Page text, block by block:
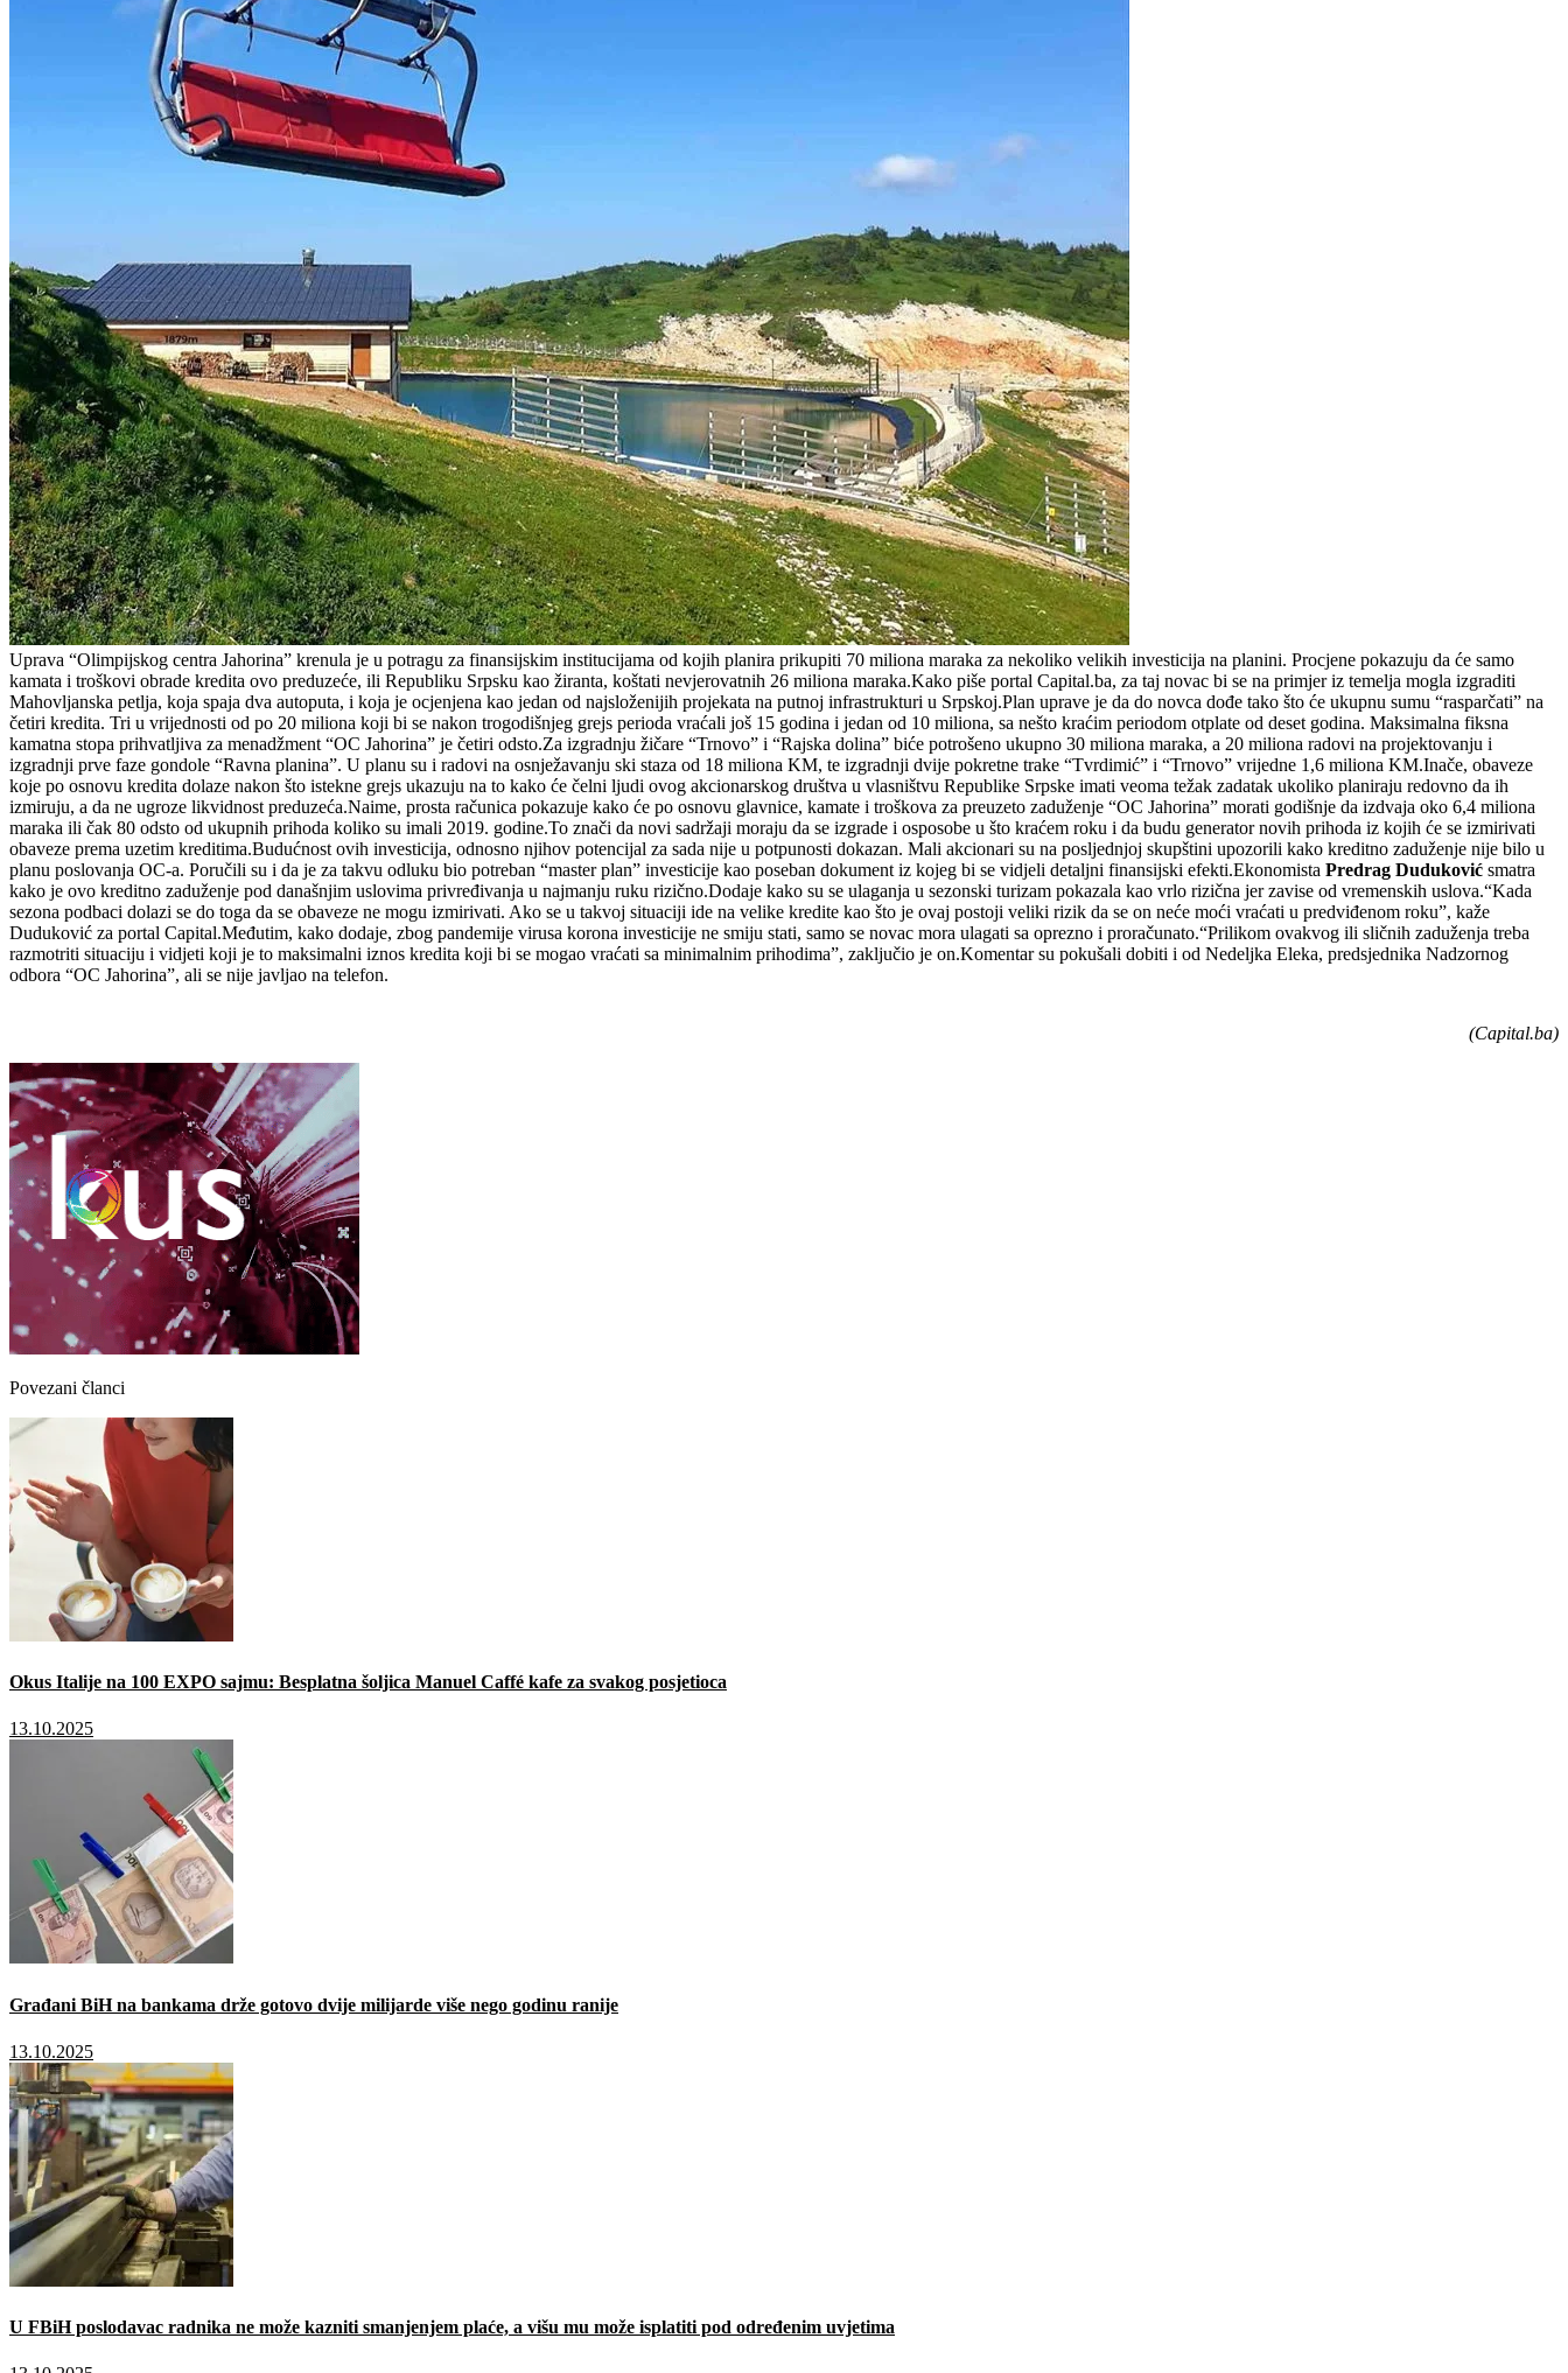
Uprava “Olimpijskog centra Jahorina” krenula je u potragu za finansijskim institucijama od kojih planira prikupiti 70 miliona maraka za nekoliko velikih investicija na planini. Procjene pokazuju da će samo
kamata i troškovi obrade kredita ovo preduzeće, ili Republiku Srpsku kao žiranta, koštati nevjerovatnih 26 miliona maraka.Kako piše portal Capital.ba, za taj novac bi se na primjer iz temelja mogla izgraditi
Mahovljanska petlja, koja spaja dva autoputa, i koja je ocjenjena kao jedan od najsloženijih projekata na putnoj infrastrukturi u Srpskoj.Plan uprave je da do novca dođe tako što će ukupnu sumu “rasparčati” na
četiri kredita. Tri u vrijednosti od po 20 miliona koji bi se nakon trogodišnjeg grejs perioda vraćali još 15 godina i jedan od 10 miliona, sa nešto kraćim periodom otplate od deset godina. Maksimalna fiksna
kamatna stopa prihvatljiva za menadžment “OC Jahorina” je četiri odsto.Za izgradnju žičare “Trnovo” i “Rajska dolina” biće potrošeno ukupno 30 miliona maraka, a 20 miliona radovi na projektovanju i
izgradnji prve faze gondole “Ravna planina”. U planu su i radovi na osnježavanju ski staza od 18 miliona KM, te izgradnji dvije pokretne trake “Tvrdimić” i “Trnovo” vrijedne 1,6 miliona KM.Inače, obaveze
koje po osnovu kredita dolaze nakon što istekne grejs ukazuju na to kako će čelni ljudi ovog akcionarskog društva u vlasništvu Republike Srpske imati veoma težak zadatak ukoliko planiraju redovno da ih
izmiruju, a da ne ugroze likvidnost preduzeća.Naime, prosta računica pokazuje kako će po osnovu glavnice, kamate i troškova za preuzeto zaduženje “OC Jahorina” morati godišnje da izdvaja oko 6,4 miliona
maraka ili čak 80 odsto od ukupnih prihoda koliko su imali 2019. godine.To znači da novi sadržaji moraju da se izgrade i osposobe u što kraćem roku i da budu generator novih prihoda iz kojih će se izmirivati
obaveze prema uzetim kreditima.Budućnost ovih investicija, odnosno njihov potencijal za sada nije u potpunosti dokazan. Mali akcionari su na posljednjoj skupštini upozorili kako kreditno zaduženje nije bilo u
planu poslovanja OC-a. Poručili su i da je za takvu odluku bio potreban “master plan” investicije kao poseban dokument iz kojeg bi se vidjeli detaljni finansijski efekti.Ekonomista Predrag Duduković smatra
kako je ovo kreditno zaduženje pod današnjim uslovima privređivanja u najmanju ruku rizično.Dodaje kako su se ulaganja u sezonski turizam pokazala kao vrlo rizična jer zavise od vremenskih uslova.“Kada
sezona podbaci dolazi se do toga da se obaveze ne mogu izmirivati. Ako se u takvoj situaciji ide na velike kredite kao što je ovaj postoji veliki rizik da se on neće moći vraćati u predviđenom roku”, kaže
Duduković za portal Capital.Međutim, kako dodaje, zbog pandemije virusa korona investicije ne smiju stati, samo se novac mora ulagati sa oprezno i proračunato.“Prilikom ovakvog ili sličnih zaduženja treba
razmotriti situaciju i vidjeti koji je to maksimalni iznos kredita koji bi se mogao vraćati sa minimalnim prihodima”, zaključio je on.Komentar su pokušali dobiti i od Nedeljka Eleka, predsjednika Nadzornog
odbora “OC Jahorina”, ali se nije javljao na telefon.
(Capital.ba)
Povezani članci
Okus Italije na 100 EXPO sajmu: Besplatna šoljica Manuel Caffé kafe za svakog posjetioca
13.10.2025
Građani BiH na bankama drže gotovo dvije milijarde više nego godinu ranije
13.10.2025
U FBiH poslodavac radnika ne može kazniti smanjenjem plaće, a višu mu može isplatiti pod određenim uvjetima